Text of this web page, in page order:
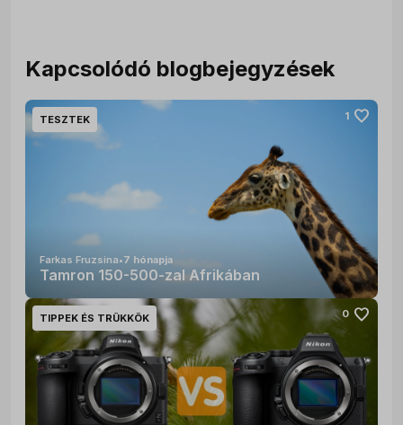
Kapcsolódó blogbejegyzések
TESZTEK 1 favorite
Tamron 150-500-zal Afrikában
Farkas Fruzsina•7 hónapja
TIPPEK ÉS TRÜKKÖK 0 favorite